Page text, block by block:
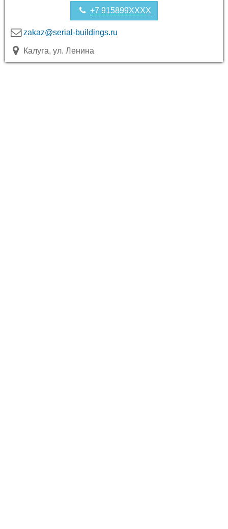
+7 915899XXXX
zakaz@serial-buildings.ru
Калуга, ул. Ленина